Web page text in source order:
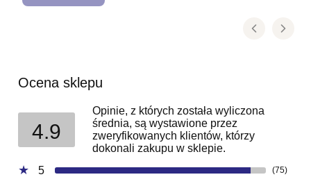
Ocena sklepu
4.9
Opinie, z których została wyliczona
średnia, są wystawione przez
zweryfikowanych klientów, którzy
dokonali zakupu w sklepie.
5
(75)